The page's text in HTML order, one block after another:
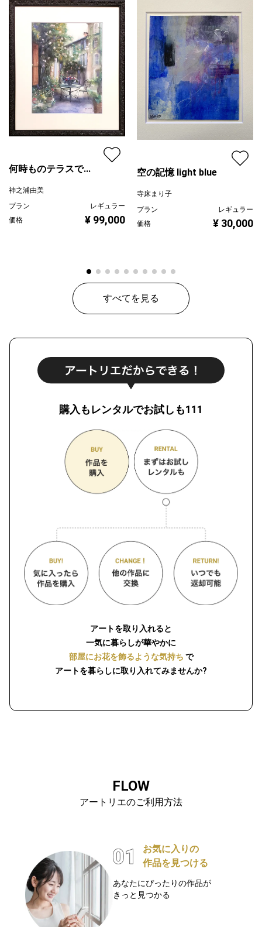
何時ものテラスで...
神之浦由美
プラン
レギュラー
価格
¥ 99,000
空の記憶 light blue
寺床まり子
プラン
レギュラー
価格
¥ 30,000
すべてを見る
購入もレンタルでお試しも111
アートを取り入れると
一気に暮らしが華やかに
部屋にお花を飾るような気持ち で
アートを暮らしに取り入れてみませんか?
FLOW
アートリエのご利用方法
お気に入りの
作品を見つける
あなたにぴったりの作品が
きっと見つかる